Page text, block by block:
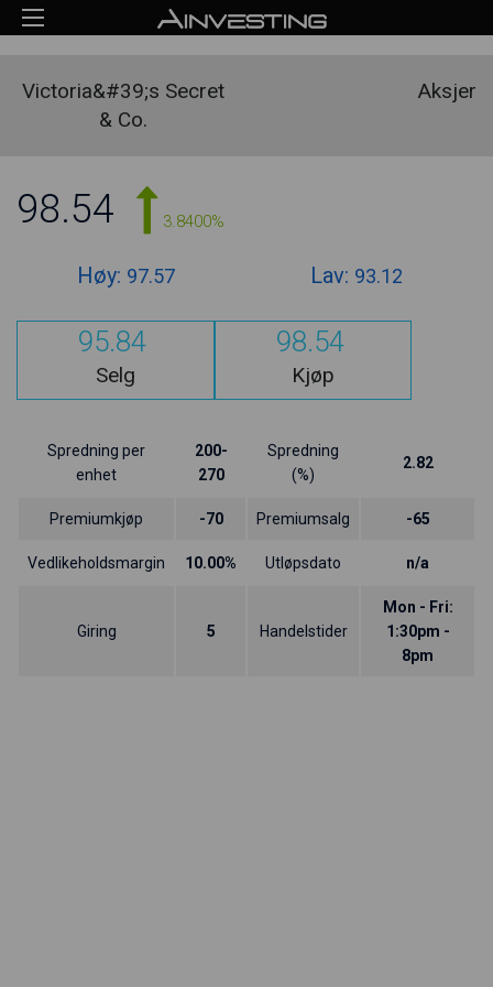
Victoria&#39;s Secret
& Co.
Aksjer
98.54 3.8400%
Høy: 97.57 Lav: 93.12
95.84
Selg
98.54
Kjøp
Spredning per
enhet
200-
270
Spredning
(%)
2.82
Premiumkjøp -70 Premiumsalg -65
Vedlikeholdsmargin 10.00% Utløpsdato n/a
Giring 5 Handelstider
Mon - Fri:
1:30pm -
8pm